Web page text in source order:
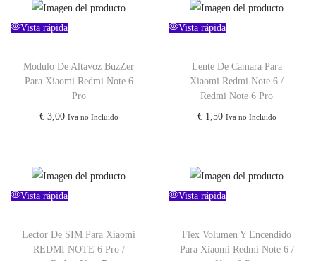
e
c
o
o
a
e
o
a
Vista rápida
Modulo De Altavoz BuzZer
Para Xiaomi Redmi Note 6
Pro
€3,00 Iva no Incluido
Vista rápida
Lente De Camara Para
Xiaomi Redmi Note 6 /
Redmi Note 6 Pro
€1,50 Iva no Incluido
Vista rápida
Lector De SIM Para Xiaomi
REDMI NOTE 6 Pro /
Vista rápida
Flex Volumen Y Encendido
Para Xiaomi Redmi Note 6 /